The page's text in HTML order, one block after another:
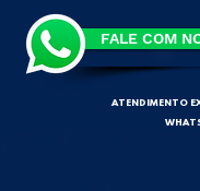
FALE COM
ATENDIMENTO